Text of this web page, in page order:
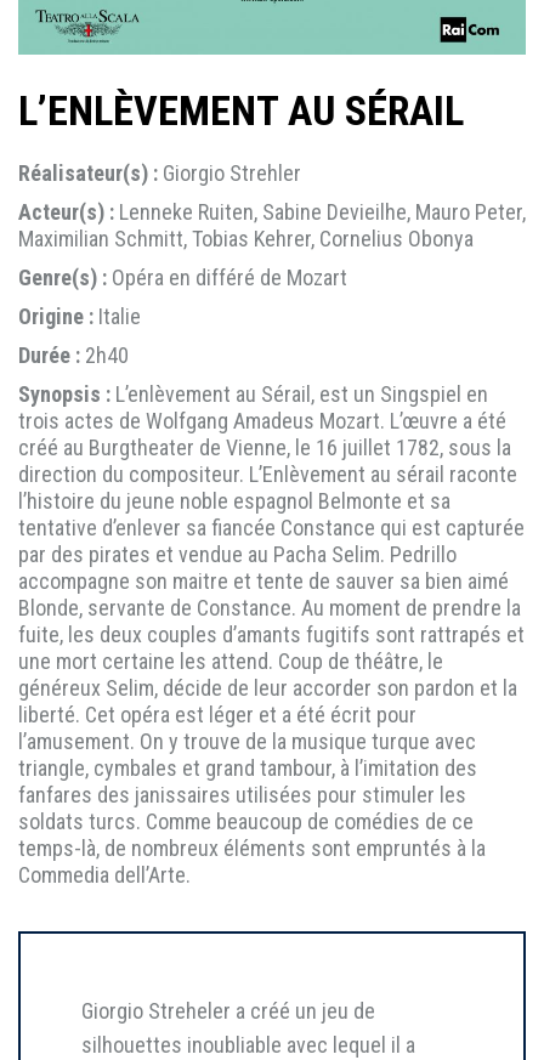
L’ENLÈVEMENT AU SÉRAIL
Réalisateur(s) : Giorgio Strehler
Acteur(s) : Lenneke Ruiten, Sabine Devieilhe, Mauro Peter,
Maximilian Schmitt, Tobias Kehrer, Cornelius Obonya
Genre(s) : Opéra en différé de Mozart
Origine : Italie
Durée : 2h40
Synopsis : L’enlèvement au Sérail, est un Singspiel en
trois actes de Wolfgang Amadeus Mozart. L’œuvre a été
créé au Burgtheater de Vienne, le 16 juillet 1782, sous la
direction du compositeur. L’Enlèvement au sérail raconte
l’histoire du jeune noble espagnol Belmonte et sa
tentative d’enlever sa fiancée Constance qui est capturée
par des pirates et vendue au Pacha Selim. Pedrillo
accompagne son maitre et tente de sauver sa bien aimé
Blonde, servante de Constance. Au moment de prendre la
fuite, les deux couples d’amants fugitifs sont rattrapés et
une mort certaine les attend. Coup de théâtre, le
généreux Selim, décide de leur accorder son pardon et la
liberté. Cet opéra est léger et a été écrit pour
l’amusement. On y trouve de la musique turque avec
triangle, cymbales et grand tambour, à l’imitation des
fanfares des janissaires utilisées pour stimuler les
soldats turcs. Comme beaucoup de comédies de ce
temps-là, de nombreux éléments sont empruntés à la
Commedia dell’Arte.
Giorgio Streheler a créé un jeu de
silhouettes inoubliable avec lequel il a